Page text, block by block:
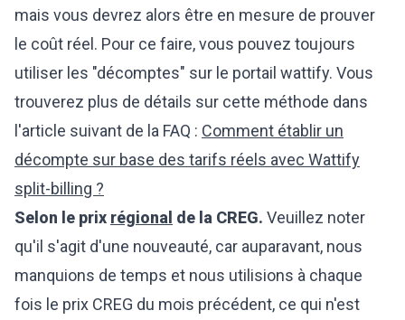
mais vous devrez alors être en mesure de prouver
le coût réel. Pour ce faire, vous pouvez toujours
utiliser les "décomptes" sur le portail wattify. Vous
trouverez plus de détails sur cette méthode dans
l'article suivant de la FAQ : Comment établir un
décompte sur base des tarifs réels avec Wattify
split-billing ?
Selon le prix régional de la CREG. Veuillez noter
qu'il s'agit d'une nouveauté, car auparavant, nous
manquions de temps et nous utilisions à chaque
fois le prix CREG du mois précédent, ce qui n'est